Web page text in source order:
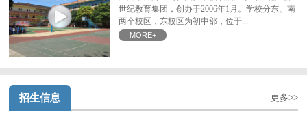
世纪教育集团，创办于2006年1月。学校分东、南
两个校区，东校区为初中部，位于...
MORE+
招生信息 更多>>